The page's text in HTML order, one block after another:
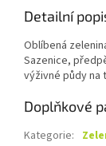
Detailní
Oblíbená
Sazenice,
výživné půdy na
Doplňkové
Kategorie: